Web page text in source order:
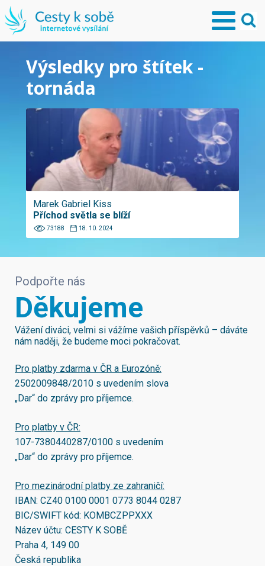
Výsledky pro štítek -
tornáda
Marek Gabriel Kiss
Příchod světla se blíží
73188 18. 10. 2024
Podpořte nás
Děkujeme
Vážení diváci, velmi si vážíme vašich příspěvků – dáváte
nám naději, že budeme moci pokračovat.
Pro platby zdarma v ČR a Eurozóně:
2502009848/2010 s uvedením slova
„Dar“ do zprávy pro příjemce.
Pro platby v ČR:
107-7380440287/0100 s uvedením
„Dar“ do zprávy pro příjemce.
Pro mezinárodní platby ze zahraničí:
IBAN: CZ40 0100 0001 0773 8044 0287
BIC/SWIFT kód: KOMBCZPPXXX
Název účtu: CESTY K SOBĚ
Praha 4, 149 00
Česká republika